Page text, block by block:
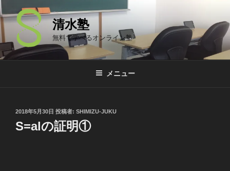
コ
ン
テ
ン
ツ
清水塾
無料で学べるオンライン塾
メニュー
投
稿
日:
2018年5月30日 投稿者: SHIMIZU-JUKU
S=alの証明①